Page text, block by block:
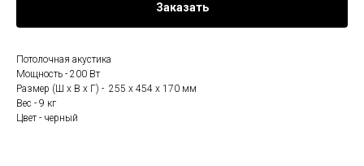
Заказать
Потолочная акустика
Мощность - 200 Вт
Размер (Ш х В х Г) - 255 x 454 x 170 мм
Вес - 9 кг
Цвет - черный